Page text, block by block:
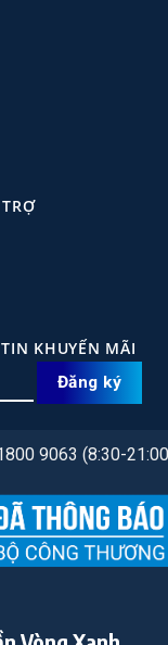
KHUYẾN MÃI
9063 (8:30-